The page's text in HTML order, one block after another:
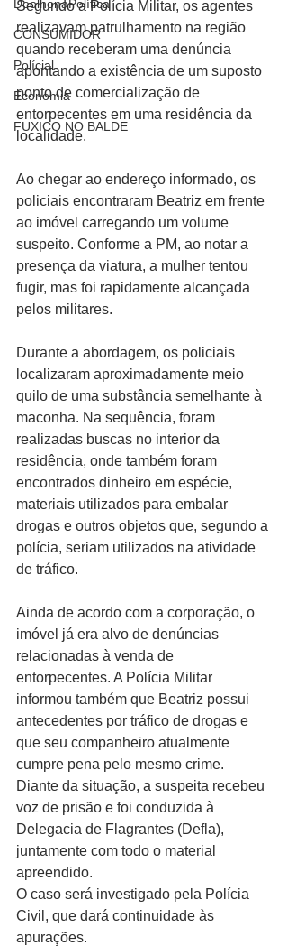
DeolhonaPolítica
CONSUMIDOR
Polícial
Economia
FUXICO NO BALDE
Segundo a Polícia Militar, os agentes
realizavam patrulhamento na região
quando receberam uma denúncia
apontando a existência de um suposto
ponto de comercialização de
entorpecentes em uma residência da
localidade.
Ao chegar ao endereço informado, os
policiais encontraram Beatriz em frente
ao imóvel carregando um volume
suspeito. Conforme a PM, ao notar a
presença da viatura, a mulher tentou
fugir, mas foi rapidamente alcançada
pelos militares.
Durante a abordagem, os policiais
localizaram aproximadamente meio
quilo de uma substância semelhante à
maconha. Na sequência, foram
realizadas buscas no interior da
residência, onde também foram
encontrados dinheiro em espécie,
materiais utilizados para embalar
drogas e outros objetos que, segundo a
polícia, seriam utilizados na atividade
de tráfico.
Ainda de acordo com a corporação, o
imóvel já era alvo de denúncias
relacionadas à venda de
entorpecentes. A Polícia Militar
informou também que Beatriz possui
antecedentes por tráfico de drogas e
que seu companheiro atualmente
cumpre pena pelo mesmo crime.
Diante da situação, a suspeita recebeu
voz de prisão e foi conduzida à
Delegacia de Flagrantes (Defla),
juntamente com todo o material
apreendido.
O caso será investigado pela Polícia
Civil, que dará continuidade às
apurações.